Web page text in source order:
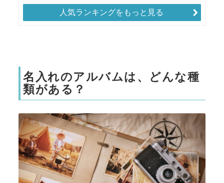
人気ランキングをもっと見る
名入れのアルバムは、どんな種
類がある？